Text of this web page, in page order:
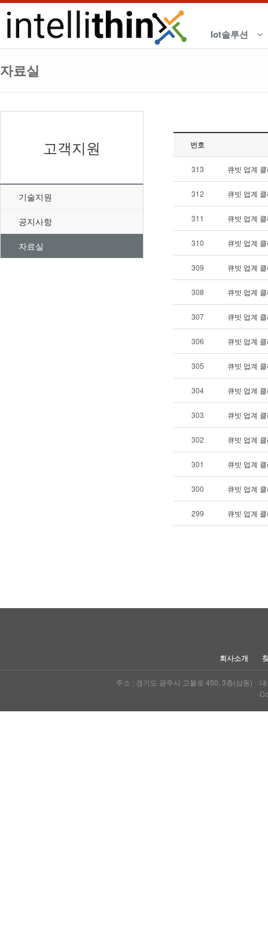
Iot솔루션
자료실
고객지원
기술지원
공지사항
자료실
번호
313 큐빗 업계
312 큐빗 업계
311 큐빗 업계
310 큐빗 업계
309 큐빗 업계
308 큐빗 업계
307 큐빗 업계
306 큐빗 업계
305 큐빗 업계
304 큐빗 업계
303 큐빗 업계
302 큐빗 업계
301 큐빗 업계
300 큐빗 업계
299 큐빗 업계
회사소개
주소 : 경기도 광주시 고불로 450, 3층(삼동)